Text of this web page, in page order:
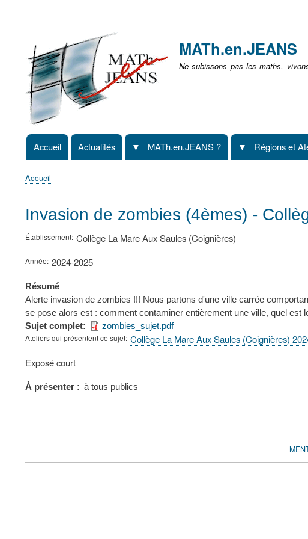
non
identifié
MATh.en.JEANS
Ne subissons pas les maths,
Navigation
principale
Accueil Actualités MATh.en.JEANS ? Régions et
d'Ariane
Accueil
Invasion de zombies (4èmes) -
Établissement Collège La Mare Aux Saules (Coignières)
Année 2024-2025
Résumé
Alerte invasion de zombies !!! Nous partons d'une ville carrée
se pose alors est : comment contaminer entièrement une ville, quel
Sujet complet
zombies_sujet.pdf
Ateliers qui présentent ce sujet Collège La Mare Aux Saules (Coignières)
Type
présentation
Exposé court
À présenter à tous publics
FOOTER